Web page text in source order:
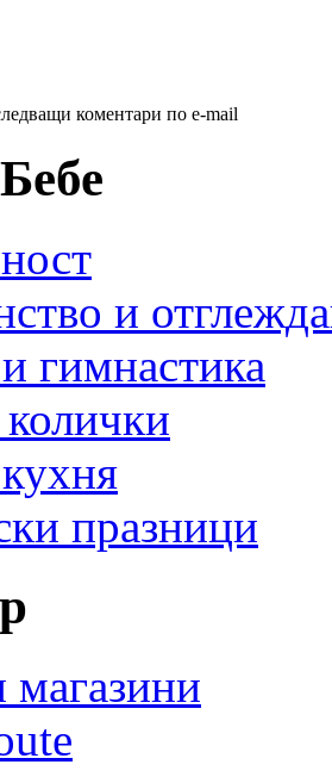
коментари по e-mail
и
гимнастика
празници